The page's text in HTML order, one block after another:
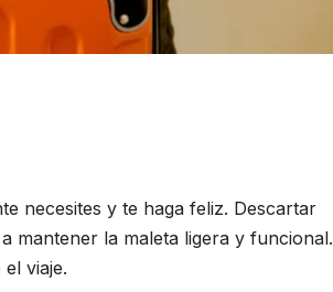
necesites y te haga feliz. Descartar
mantener la maleta ligera y funcional.
viaje.